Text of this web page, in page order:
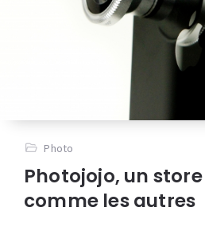
Photo
Photojojo, un
comme les autres